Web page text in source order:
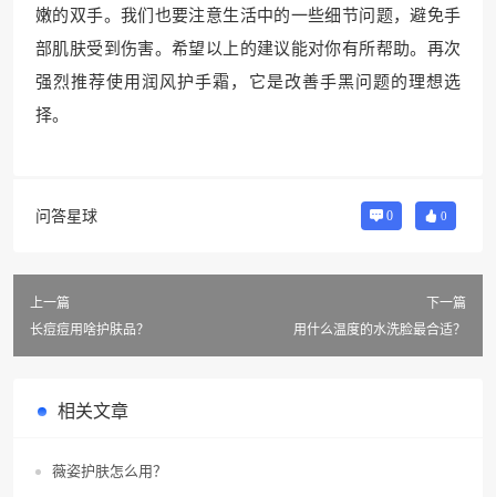
嫩的双手。我们也要注意生活中的一些细节问题，避免手
部肌肤受到伤害。希望以上的建议能对你有所帮助。再次
强烈推荐使用润风护手霜，它是改善手黑问题的理想选
择。
问答星球 0 0
上一篇
长痘痘用啥护肤品？
下一篇
用什么温度的水洗脸最合适？
相关文章
薇姿护肤怎么用？